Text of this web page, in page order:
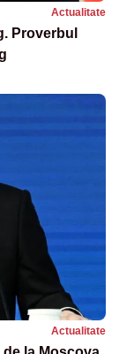
Actualitate
Proverbul
Actualitate